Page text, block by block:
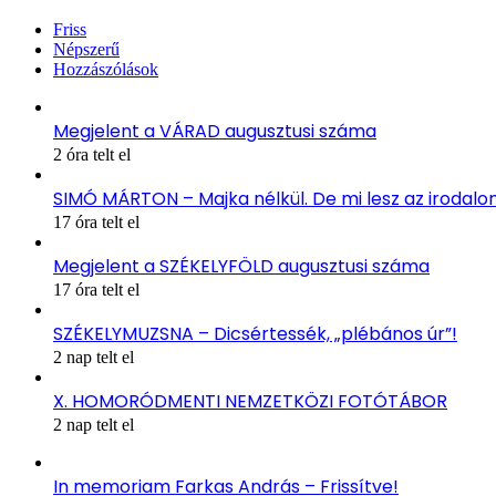
Friss
Népszerű
Hozzászólások
Megjelent a VÁRAD augusztusi száma
2 óra telt el
SIMÓ MÁRTON – Majka nélkül. De mi lesz az
17 óra telt el
Megjelent a SZÉKELYFÖLD augusztusi száma
17 óra telt el
SZÉKELYMUZSNA – Dicsértessék, „plébános úr”!
2 nap telt el
X. HOMORÓDMENTI NEMZETKÖZI FOTÓTÁBOR
2 nap telt el
In memoriam Farkas András – Frissítve!